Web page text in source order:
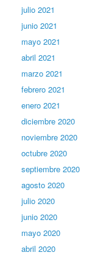
julio 2021
junio 2021
mayo 2021
abril 2021
marzo 2021
febrero 2021
enero 2021
diciembre 2020
noviembre 2020
octubre 2020
septiembre 2020
agosto 2020
julio 2020
junio 2020
mayo 2020
abril 2020